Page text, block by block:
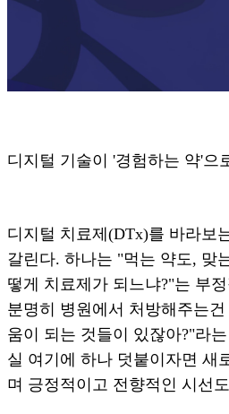
디지털 기술이 '경험하는 약'으
디지털 치료제(DTx)를 바라보
갈린다. 하나는 "먹는 약도, 맞
떻게 치료제가 되느냐?"는 부
분명히 병원에서 처방해주는
움이 되는 것들이 있잖아?"라
실 여기에 하나 덧붙이자면 새
며 긍정적이고 전향적인 시선